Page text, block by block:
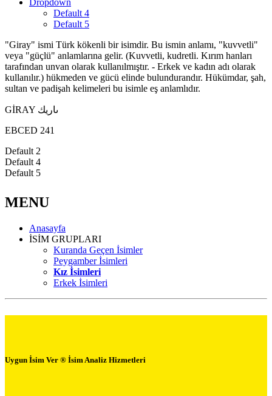
Dropdown
Default 4
Default 5
"Giray" ismi Türk kökenli bir isimdir. Bu ismin anlamı, "kuvvetli"
veya "güçlü" anlamlarına gelir. (Kuvvetli, kudretli. Kırım hanları
tarafından unvan olarak kullanılmıştır. - Erkek ve kadın adı olarak
kullanılır.) hükmeden ve gücü elinde bulundurandır. Hükümdar, şah,
sultan ve padişah kelimeleri bu isimle eş anlamlıdır.
GİRAY ىاريك
EBCED 241
Default 2
Default 4
Default 5
MENU
Anasayfa
İSİM GRUPLARI
Kuranda Geçen İsimler
Peygamber İsimleri
Kız İsimleri
Erkek İsimleri
Uygun İsim Ver ® İsim Analiz Hizmetleri